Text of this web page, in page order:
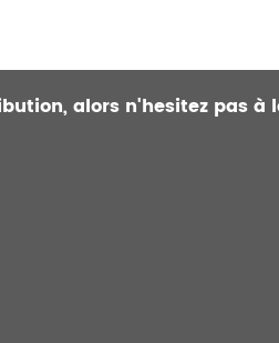
alors n'hesitez pas